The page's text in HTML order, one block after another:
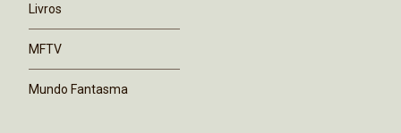
Livros
MFTV
Mundo Fantasma